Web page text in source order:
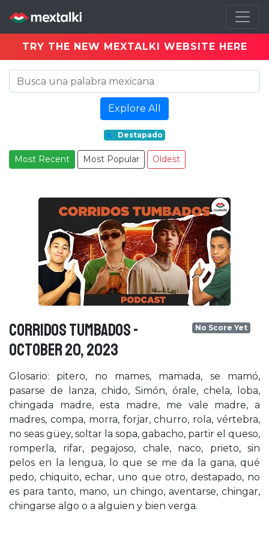
TRY THE NEW MEXTALKI WEBSITE HERE
Explore All
x Destapado
Most Recent Most Popular Oldest
CORRIDOS TUMBADOS -
October 20, 2023
No Score Yet
Glosario: pitero, no mames, mamada, se mamó,
pasarse de lanza, chido, Simón, órale, chela, loba,
chingada madre, esta madre, me vale madre, a
madres, compa, morra, forjar, churro, rola, vértebra,
no seas güey, soltar la sopa, gabacho, partir el queso,
romperla, rifar, pegajoso, chale, naco, prieto, sin
pelos en la lengua, lo que se me da la gana, qué
pedo, chiquito, echar, uno que otro, destapado, no
es para tanto, mano, un chingo, aventarse, chingar,
chingarse algo o a alguien y bien verga.